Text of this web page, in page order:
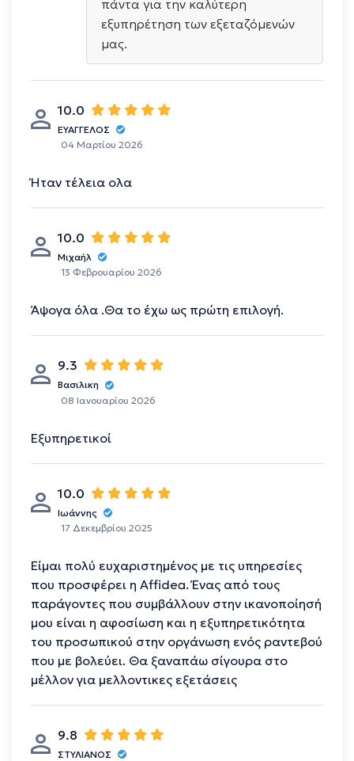
πάντα για την καλύτερη
εξυπηρέτηση των εξεταζόμενών
μας.
10.0
ΕΥΑΓΓΕΛΟΣ
04 Μαρτίου 2026
Ήταν τέλεια ολα
10.0
Μιχαήλ
13 Φεβρουαρίου 2026
Άψογα όλα .Θα το έχω ως πρώτη επιλογή.
9.3
Βασιλικη
08 Ιανουαρίου 2026
Εξυπηρετικοί
10.0
Ιωάννης
17 Δεκεμβρίου 2025
Είμαι πολύ ευχαριστημένος με τις υπηρεσίες
που προσφέρει η Affidea. Ένας από τους
παράγοντες που συμβάλλουν στην ικανοποίησή
μου είναι η αφοσίωση και η εξυπηρετικότητα
του προσωπικού στην οργάνωση ενός ραντεβού
που με βολεύει. Θα ξαναπάω σίγουρα στο
μέλλον για μελλοντικες εξετάσεις
9.8
ΣΤΥΛΙΑΝΟΣ